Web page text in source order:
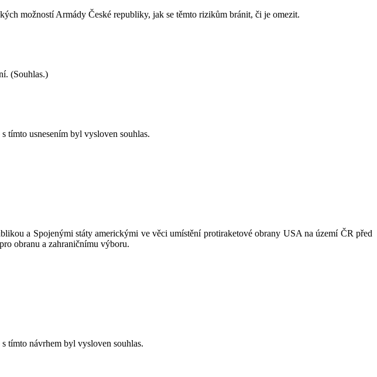
možností Armády České republiky, jak se těmto rizikům bránit, či je omezit.
(Souhlas.)
tímto usnesením byl vysloven souhlas.
a Spojenými státy americkými ve věci umístění protiraketové obrany USA na území ČR před
obranu a zahraničnímu výboru.
tímto návrhem byl vysloven souhlas.